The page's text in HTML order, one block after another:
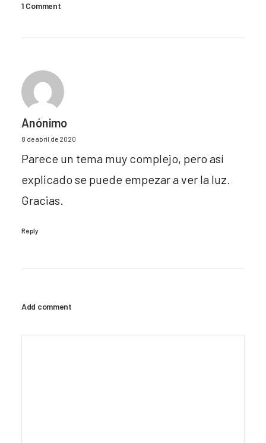
1 Comment
Anónimo
8 de abril de 2020
Parece un tema muy complejo, pero así
explicado se puede empezar a ver la luz.
Gracias.
Reply
Add comment